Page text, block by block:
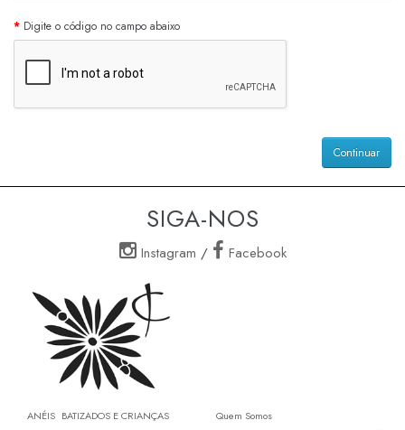
Digite o código no campo abaixo
Continuar
SIGA-NOS
Instagram / Facebook
ANÉIS BATIZADOS E CRIANÇAS
Quem Somos